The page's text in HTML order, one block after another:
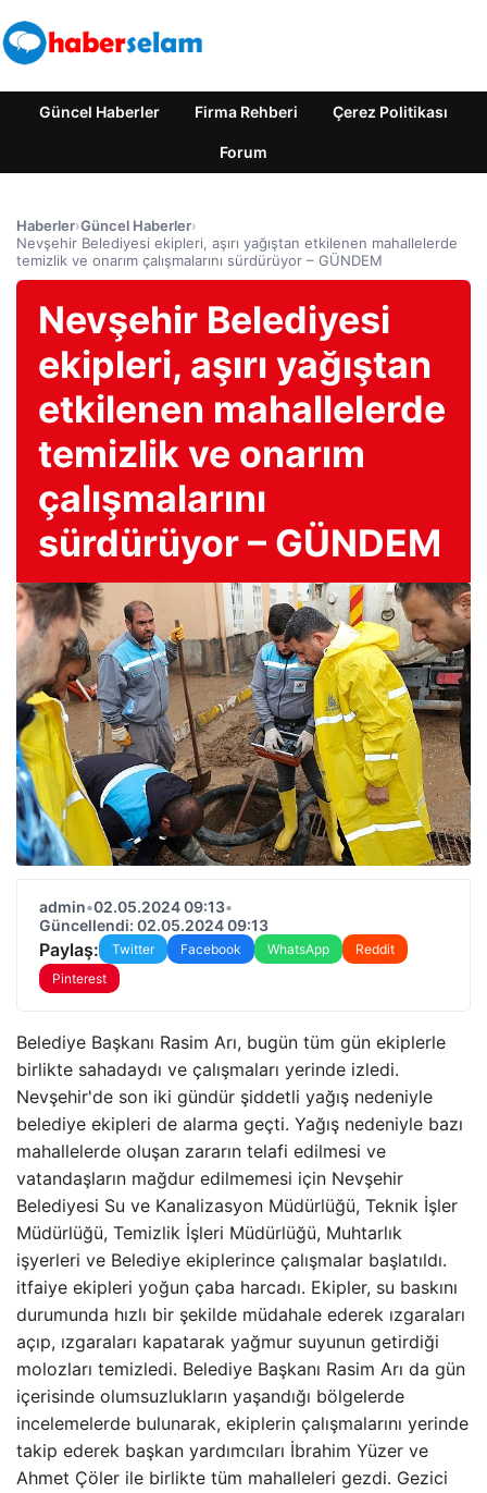
Güncel Haberler Firma Rehberi Çerez Politikası
Forum
Haberler›Güncel Haberler›
Nevşehir Belediyesi ekipleri, aşırı yağıştan etkilenen mahallelerde
temizlik ve onarım çalışmalarını sürdürüyor – GÜNDEM
Nevşehir Belediyesi
ekipleri, aşırı yağıştan
etkilenen mahallelerde
temizlik ve onarım
çalışmalarını
sürdürüyor – GÜNDEM
admin•02.05.2024 09:13•
Güncellendi: 02.05.2024 09:13
Paylaş: Twitter Facebook WhatsApp
Reddit
Pinterest
Belediye Başkanı Rasim Arı, bugün tüm gün ekiplerle
birlikte sahadaydı ve çalışmaları yerinde izledi.
Nevşehir'de son iki gündür şiddetli yağış nedeniyle
belediye ekipleri de alarma geçti. Yağış nedeniyle bazı
mahallelerde oluşan zararın telafi edilmesi ve
vatandaşların mağdur edilmemesi için Nevşehir
Belediyesi Su ve Kanalizasyon Müdürlüğü, Teknik İşler
Müdürlüğü, Temizlik İşleri Müdürlüğü, Muhtarlık
işyerleri ve Belediye ekiplerince çalışmalar başlatıldı.
itfaiye ekipleri yoğun çaba harcadı. Ekipler, su baskını
durumunda hızlı bir şekilde müdahale ederek ızgaraları
açıp, ızgaraları kapatarak yağmur suyunun getirdiği
molozları temizledi. Belediye Başkanı Rasim Arı da gün
içerisinde olumsuzlukların yaşandığı bölgelerde
incelemelerde bulunarak, ekiplerin çalışmalarını yerinde
takip ederek başkan yardımcıları İbrahim Yüzer ve
Ahmet Çöler ile birlikte tüm mahalleleri gezdi. Gezici